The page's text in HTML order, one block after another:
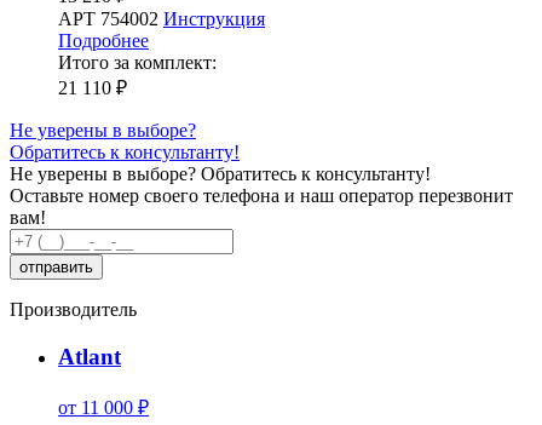
АРТ 754002 Инструкция
Подробнее
Итого за комплект:
21 110 ₽
Не уверены в выборе?
Обратитесь к консультанту!
Не уверены в выборе? Обратитесь к консультанту!
Оставьте номер своего телефона и наш оператор перезвонит
вам!
Производитель
Atlant
от 11 000 ₽